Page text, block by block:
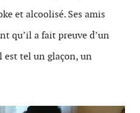
et alcoolisé. Ses amis
qu’il a fait preuve d’un
est tel un glaçon, un